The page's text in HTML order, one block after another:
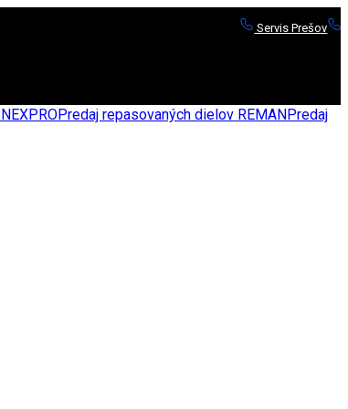
Servis Prešov
Predaj repasovaných dielov REMANPredaj